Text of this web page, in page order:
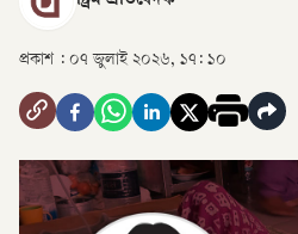
প্রকাশ : ০৭ জুলাই ২০২৬, ১৭: ১০